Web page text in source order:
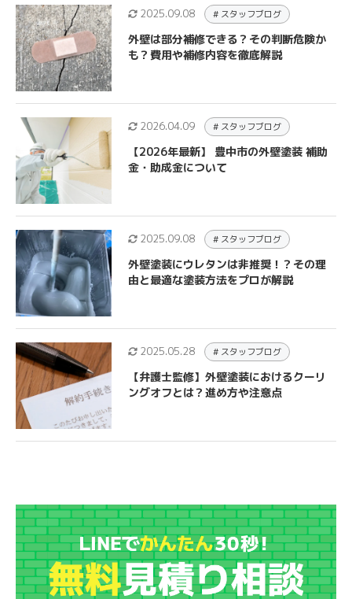
2025.09.08 # スタッフブログ
外壁は部分補修できる？その判断危険か
も？費用や補修内容を徹底解説
2026.04.09 # スタッフブログ
【2026年最新】 豊中市の外壁塗装 補助
金・助成金について
2025.09.08 # スタッフブログ
外壁塗装にウレタンは非推奨！？その理
由と最適な塗装方法をプロが解説
2025.05.28 # スタッフブログ
【弁護士監修】外壁塗装におけるクーリ
ングオフとは？進め方や注意点